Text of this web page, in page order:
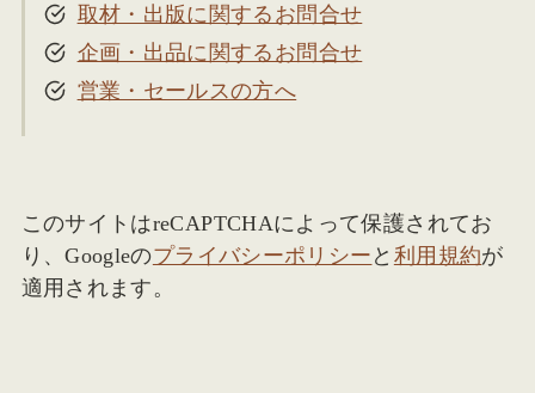
取材・出版に関するお問合せ
企画・出品に関するお問合せ
営業・セールスの方へ
このサイトはreCAPTCHAによって保護されてお
り、Googleのプライバシーポリシー と 利用規約が
適用されます。